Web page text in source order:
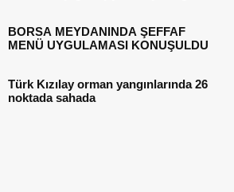
BORSA MEYDANINDA ŞEFFAF
MENÜ UYGULAMASI KONUŞULDU
Türk Kızılay orman yangınlarında 26
noktada sahada